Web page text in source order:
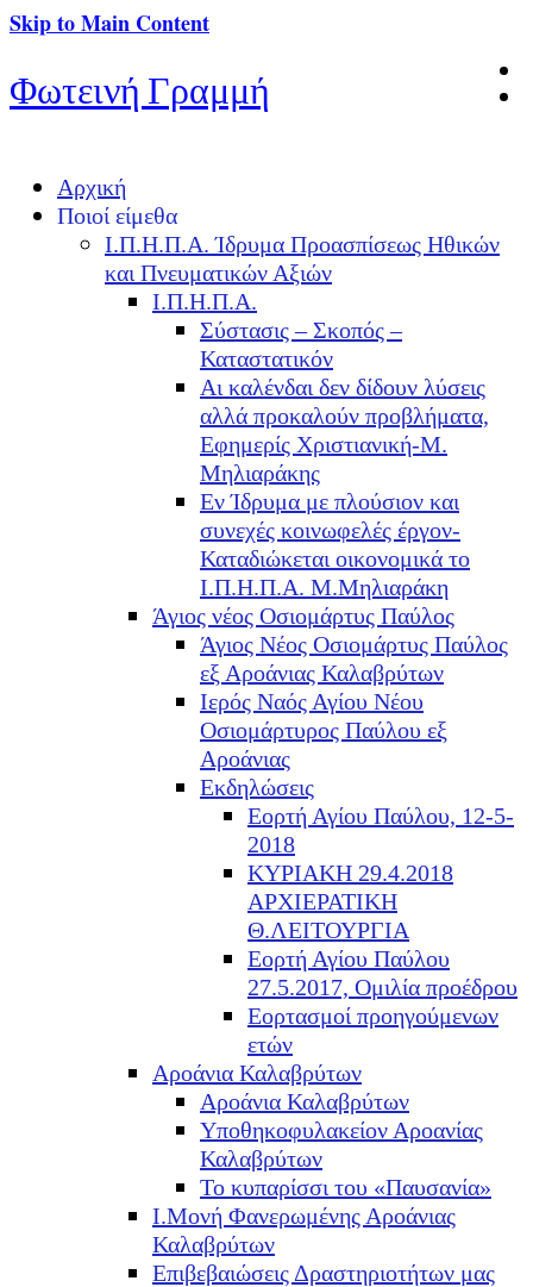
Skip to Main Content
Φωτεινή Γραμμή
Αρχική
Ποιοί είμεθα
Ι.Π.Η.Π.Α. Ίδρυμα Προασπίσεως Ηθικών
και Πνευματικών Αξιών
Ι.Π.Η.Π.Α.
Σύστασις – Σκοπός –
Καταστατικόν
Αι καλένδαι δεν δίδουν λύσεις
αλλά προκαλούν προβλήματα,
Εφημερίς Χριστιανική-Μ.
Μηλιαράκης
Εν Ίδρυμα με πλούσιον και
συνεχές κοινωφελές έργον-
Καταδιώκεται οικονομικά το
Ι.Π.Η.Π.Α. Μ.Μηλιαράκη
Άγιος νέος Οσιομάρτυς Παύλος
Άγιος Νέος Οσιομάρτυς Παύλος
εξ Αροάνιας Καλαβρύτων
Ιερός Ναός Αγίου Νέου
Οσιομάρτυρος Παύλου εξ
Αροάνιας
Εκδηλώσεις
Εορτή Αγίου Παύλου, 12-5-
2018
ΚΥΡΙΑΚΗ 29.4.2018
ΑΡΧΙΕΡΑΤΙΚΗ
Θ.ΛΕΙΤΟΥΡΓΙΑ
Εορτή Αγίου Παύλου
27.5.2017, Ομιλία προέδρου
Εορτασμοί προηγούμενων
ετών
Αροάνια Καλαβρύτων
Αροάνια Καλαβρύτων
Υποθηκοφυλακείον Αροανίας
Καλαβρύτων
Το κυπαρίσσι του «Παυσανία»
Ι.Μονή Φανερωμένης Αροάνιας
Καλαβρύτων
Επιβεβαιώσεις Δραστηριοτήτων μας